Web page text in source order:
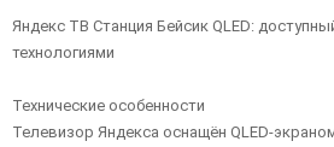
Яндекс ТВ Станция Бейсик QLED:
технологиями
Технические особенности
Телевизор Яндекса оснащён QLED-